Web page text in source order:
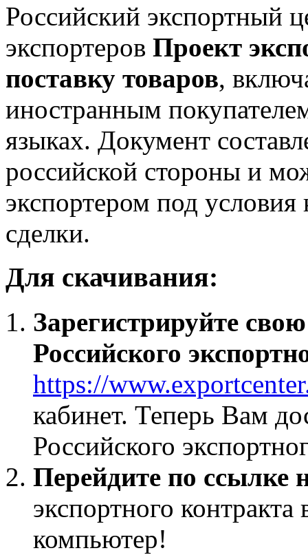
Российский экспортный
экспортеров Проект
поставку товаров,
иностранным
языках. Документ
российской стороны и
экспортером под
сделки.
Для скачивания:
Зарегистрируйте
Российского
https://
кабинет. Теперь Вам
Российского
Перейдите по ссылке
экспортного
компьютер!